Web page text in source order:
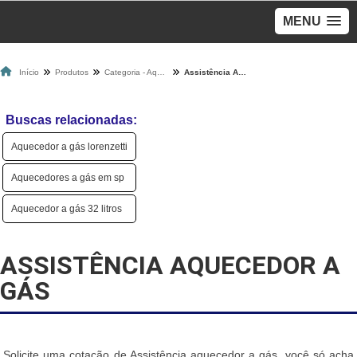
MENU
Início Produtos
Buscas relacionadas:
Aquecedor a gás lorenzetti
Aquecedores a gás em sp
Aquecedor a gás 32 litros
ASSISTÊNCIA AQUECEDOR A
GÁS